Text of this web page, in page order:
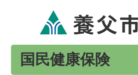
国民健康保険